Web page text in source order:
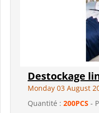
Destockage
Monday 03 August
Quantité : 200PCS -